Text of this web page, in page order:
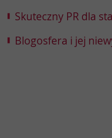
Skuteczny PR dla
Blogosfera i jej